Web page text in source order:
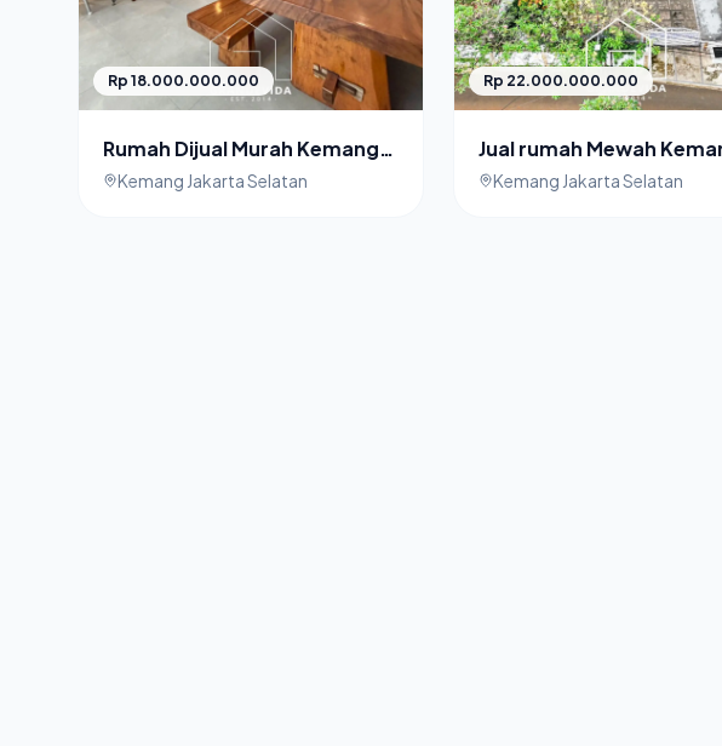
Rp 18.000.000.000
Rumah Dijual Murah Kemang
Jakarta Selatan Cocok untuk
Kemang Jakarta Selatan
Rp 22.000.000.000
Jual rumah Mewah
Jakarta Selatan Private
Kemang Jakarta Selatan